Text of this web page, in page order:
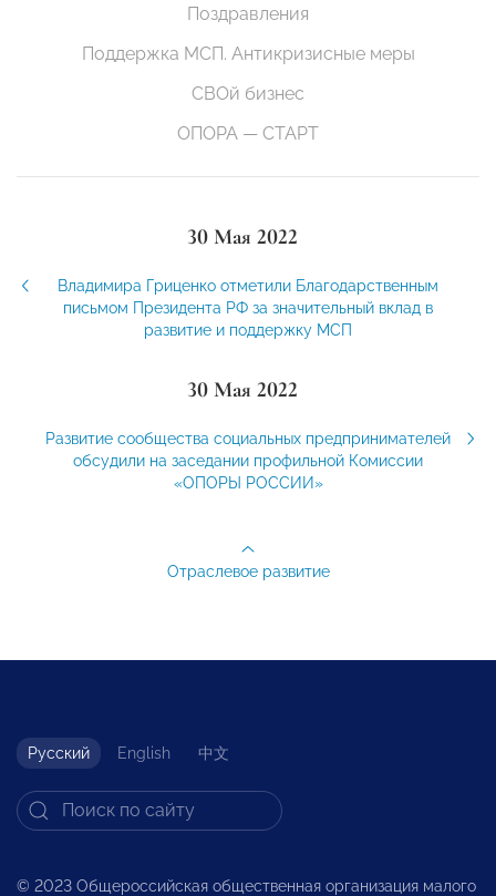
Поздравления
Поддержка МСП. Антикризисные меры
СВОй бизнес
ОПОРА — СТАРТ
30 Мая 2022
Владимира Гриценко отметили Благодарственным
письмом Президента РФ за значительный вклад в
развитие и поддержку МСП
30 Мая 2022
Развитие сообщества социальных предпринимателей
обсудили на заседании профильной Комиссии
«ОПОРЫ РОССИИ»
Отраслевое развитие
Русский English 中文
© 2023 Общероссийская общественная организация малого